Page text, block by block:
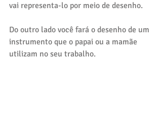
vai representa-lo por meio de desenho.
Do outro lado você fará o desenho de um
instrumento que o papai ou a mamãe
utilizam no seu trabalho.